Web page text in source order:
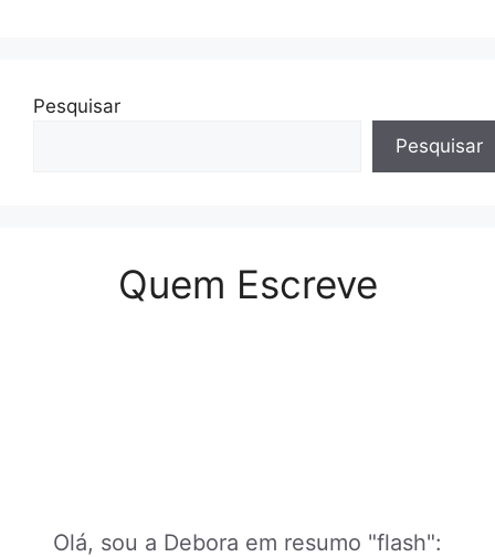
Pesquisar
Pesquisar
Quem Escreve
Olá, sou a Debora em resumo "flash":